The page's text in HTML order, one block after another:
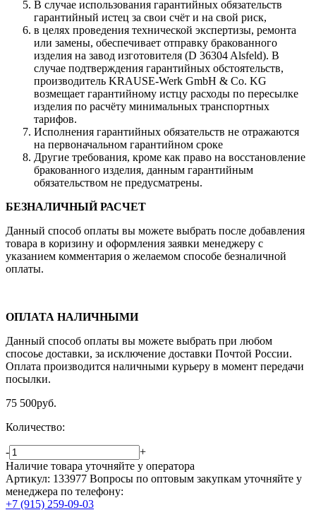
В случае использования гарантийных обязательств
гарантийный истец за свои счёт и на свой риск,
в целях проведения технической экспертизы, ремонта
или замены, обеспечивает отправку бракованного
изделия на завод изготовителя (D 36304 Alsfeld). В
случае подтверждения гарантийных обстоятельств,
производитель KRAUSE-Werk GmbH & Со. KG
возмещает гарантийному истцу расходы по пересылке
изделия по расчёту минимальных транспортных
тарифов.
Исполнения гарантийных обязательств не отражаются
на первоначальном гарантийном сроке
Другие требования, кроме как право на восстановление
бракованного изделия, данным гарантийным
обязательством не предусматрены.
БЕЗНАЛИЧНЫЙ РАСЧЕТ
Данный способ оплаты вы можете выбрать после добавления
товара в коризину и оформления заявки менеджеру c
указанием комментария о желаемом способе безналичной
оплаты.
ОПЛАТА НАЛИЧНЫМИ
Данный способ оплаты вы можете выбрать при любом
спосоье доставки, за исключение доставки Почтой России.
Оплата производится наличными курьеру в момент передачи
посылки.
75 500руб.
Количество:
-
+
Наличие товара уточняйте у оператора
Артикул: 133977 Вопросы по оптовым закупкам уточняйте у
менеджера по телефону:
+7 (915) 259-09-03